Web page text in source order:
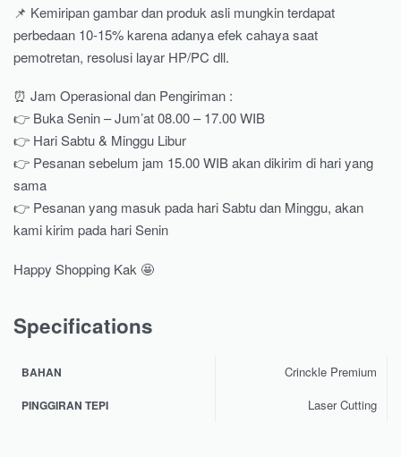
📌 Kemiripan gambar dan produk asli mungkin terdapat
perbedaan 10-15% karena adanya efek cahaya saat
pemotretan, resolusi layar HP/PC dll.
⏰ Jam Operasional dan Pengiriman :
👉 Buka Senin – Jum’at 08.00 – 17.00 WIB
👉 Hari Sabtu & Minggu Libur
👉 Pesanan sebelum jam 15.00 WIB akan dikirim di hari yang
sama
👉 Pesanan yang masuk pada hari Sabtu dan Minggu, akan
kami kirim pada hari Senin
Happy Shopping Kak 🤩
Specifications
BAHAN Crinckle Premium
PINGGIRAN TEPI Laser Cutting